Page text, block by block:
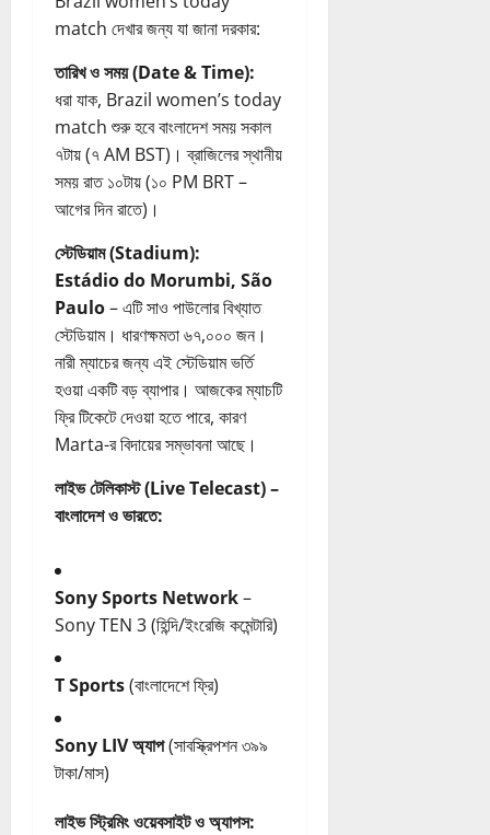
match দেখার জন্য যা জানা দরকার:
তারিখ ও সময় (Date & Time):
ধরা যাক, Brazil women’s today
match শুরু হবে বাংলাদেশ সময় সকাল
৭টায় (৭ AM BST)। ব্রাজিলের স্থানীয়
সময় রাত ১০টায় (১০ PM BRT –
আগের দিন রাতে)।
স্টেডিয়াম (Stadium):
Estádio do Morumbi, São
Paulo– এটি সাও পাউলোর বিখ্যাত
স্টেডিয়াম। ধারণক্ষমতা ৬৭,০০০ জন।
নারী ম্যাচের জন্য এই স্টেডিয়াম ভর্তি
হওয়া একটি বড় ব্যাপার। আজকের ম্যাচটি
ফ্রি টিকেটে দেওয়া হতে পারে, কারণ
Marta-র বিদায়ের সম্ভাবনা আছে।
লাইভ টেলিকাস্ট (Live Telecast) –
বাংলাদেশ ও ভারতে:
Sony Sports Network–
Sony TEN 3 (হিন্দি/ইংরেজি কমেন্টারি)
T Sports(বাংলাদেশে ফ্রি)
Sony LIV অ্যাপ(সাবস্ক্রিপশন ৩৯৯
টাকা/মাস)
লাইভ স্ট্রিমিং ওয়েবসাইট ও অ্যাপস: